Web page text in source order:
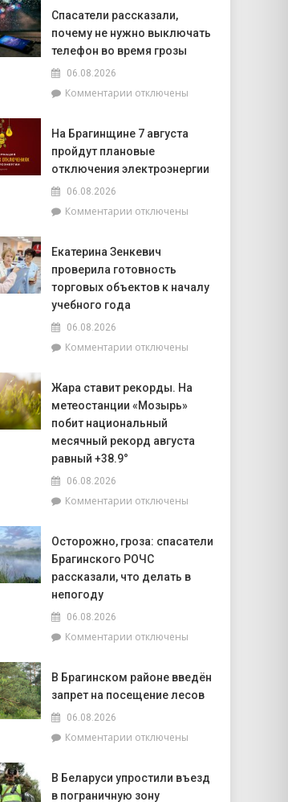
том,
как
ВНС
фундаментом
государственности,
кто
сейчас
впереди
кампании
как
принять
конкурсе
7
августа
Спасатели рассказали,
почему не нужно выключать
телефон во время грозы
06.08.2026
Комментариик
рассказали,
почему
не
телефон
грозы
отключены
На Брагинщине 7 августа
пройдут плановые
отключения электроэнергии
06.08.2026
Комментариик
Брагинщине
7
августа
электроэнергии
отключены
Екатерина Зенкевич
проверила готовность
торговых объектов к началу
учебного года
06.08.2026
Комментариик
Зенкевич
проверила
готовность
торговых
учебного
отключены
Жара ставит рекорды. На
метеостанции «Мозырь»
побит национальный
месячный рекорд августа
равный +38.9°
06.08.2026
Комментариик
ставит
рекорды.
На
национальный
августа
равный
отключены
Осторожно, гроза: спасатели
Брагинского РОЧС
рассказали, что делать в
непогоду
06.08.2026
Комментариик
гроза:
спасатели
рассказали,
делать
отключены
В Брагинском районе введён
запрет на посещение лесов
06.08.2026
Комментариик
Брагинском
районе
отключены
В Беларуси упростили въезд
в пограничную зону